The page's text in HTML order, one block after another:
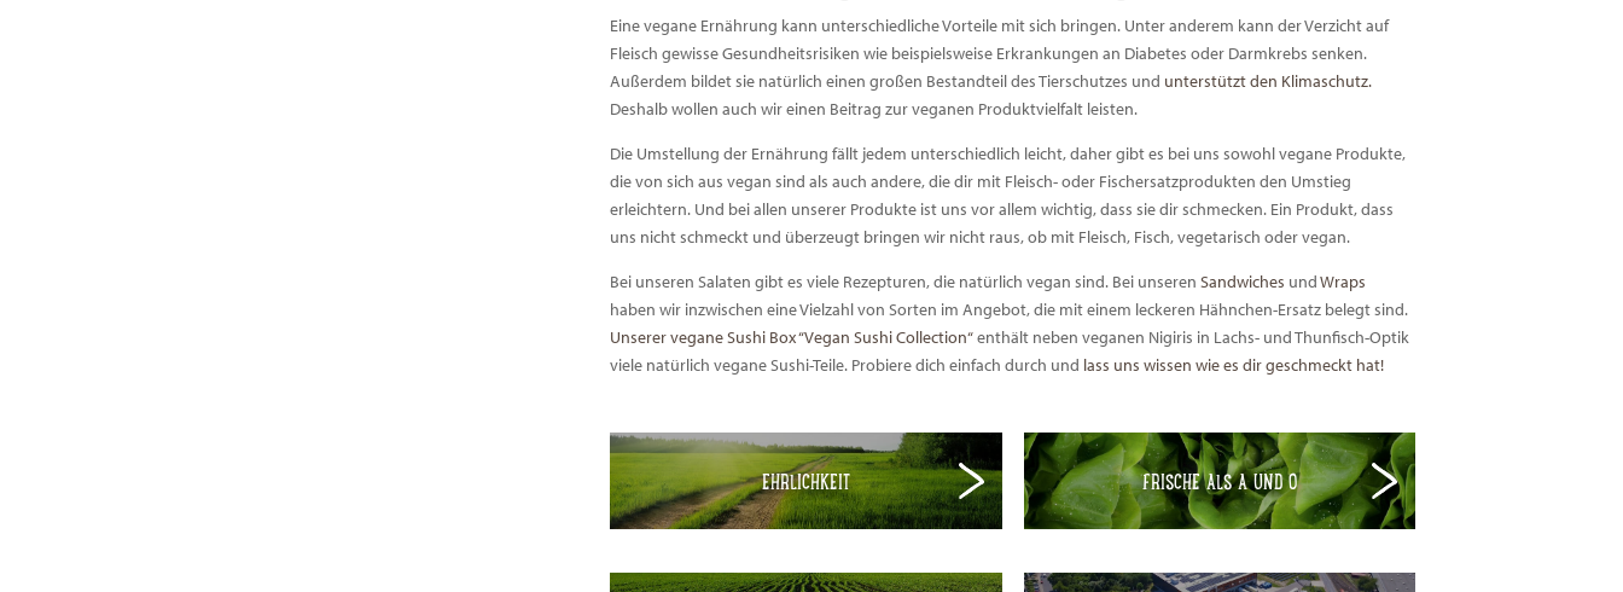
Eine vegane Ernährung kann unterschiedliche Vorteile mit sich bringen. Unter anderem kann der Verzicht auf
Fleisch gewisse Gesundheitsrisiken wie beispielsweise Erkrankungen an Diabetes oder Darmkrebs senken.
Außerdem bildet sie natürlich einen großen Bestandteil des Tierschutzes und unterstützt den Klimaschutz.
Deshalb wollen auch wir einen Beitrag zur veganen Produktvielfalt leisten.
Die Umstellung der Ernährung fällt jedem unterschiedlich leicht, daher gibt es bei uns sowohl vegane Produkte,
die von sich aus vegan sind als auch andere, die dir mit Fleisch- oder Fischersatzprodukten den Umstieg
erleichtern. Und bei allen unserer Produkte ist uns vor allem wichtig, dass sie dir schmecken. Ein Produkt, dass
uns nicht schmeckt und überzeugt bringen wir nicht raus, ob mit Fleisch, Fisch, vegetarisch oder vegan.
Bei unseren Salaten gibt es viele Rezepturen, die natürlich vegan sind. Bei unserenSandwiches undWraps
haben wir inzwischen eine Vielzahl von Sorten im Angebot, die mit einem leckeren Hähnchen-Ersatz belegt sind.
Unserer vegane Sushi Box “Vegan Sushi Collection“enthält neben veganen Nigiris in Lachs- und Thunfisch-Optik
viele natürlich vegane Sushi-Teile. Probiere dich einfach durch und lass uns wissen wie es dir geschmeckt hat!
EHRLICHKEIT FRISCHE ALS A UND O